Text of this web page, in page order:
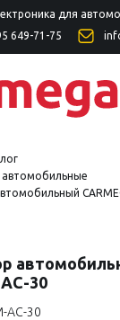
для
649-71-75
30
AC-30